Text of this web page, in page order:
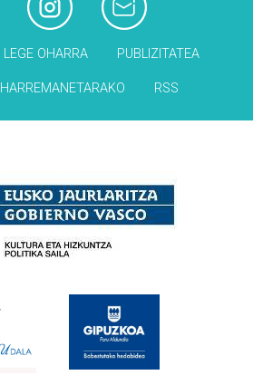
LEGE OHARRA PUBLIZITATEA
HARREMANETARAKO RSS